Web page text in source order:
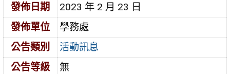
發佈日期
2023 年 2 月 23 日
發佈單位
學務處
公告類別
活動訊息
公告等級
無